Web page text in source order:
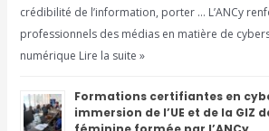
crédibilité de l’information, porter … L’ANCy
professionnels des médias en matière de
numérique Lire la suite »
Formations certifiantes en
immersion de l’UE et de la GIZ